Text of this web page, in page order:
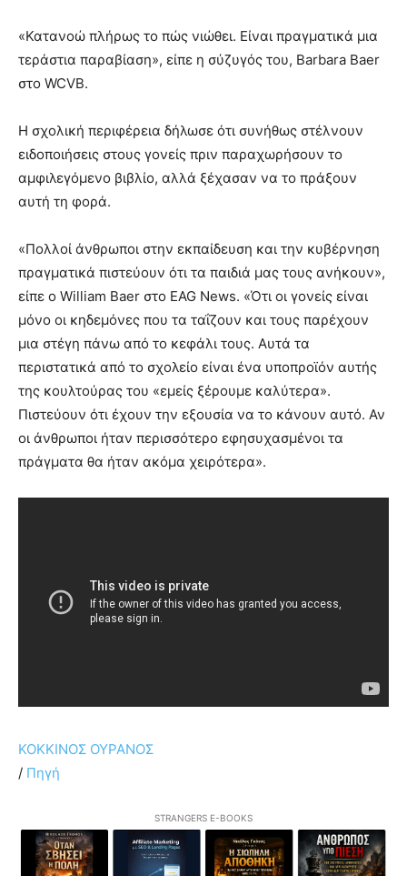
«Κατανοώ πλήρως το πώς νιώθει. Είναι πραγματικά μια
τεράστια παραβίαση», είπε η σύζυγός του, Barbara Baer
στο WCVB.
Η σχολική περιφέρεια δήλωσε ότι συνήθως στέλνουν
ειδοποιήσεις στους γονείς πριν παραχωρήσουν το
αμφιλεγόμενο βιβλίο, αλλά ξέχασαν να το πράξουν
αυτή τη φορά.
«Πολλοί άνθρωποι στην εκπαίδευση και την κυβέρνηση
πραγματικά πιστεύουν ότι τα παιδιά μας τους ανήκουν»,
είπε ο William Baer στο EAG News. «Ότι οι γονείς είναι
μόνο οι κηδεμόνες που τα ταΐζουν και τους παρέχουν
μια στέγη πάνω από το κεφάλι τους. Αυτά τα
περιστατικά από το σχολείο είναι ένα υποπροϊόν αυτής
της κουλτούρας του «εμείς ξέρουμε καλύτερα».
Πιστεύουν ότι έχουν την εξουσία να το κάνουν αυτό. Αν
οι άνθρωποι ήταν περισσότερο εφησυχασμένοι τα
πράγματα θα ήταν ακόμα χειρότερα».
ΚΟΚΚΙΝΟΣ ΟΥΡΑΝΟΣ
/ Πηγή
STRANGERS E-BOOKS